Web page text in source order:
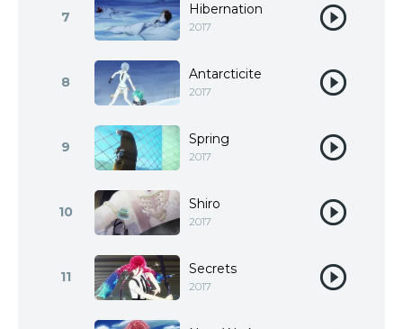
7 Hibernation
2017
8 Antarcticite
2017
9 Spring
2017
10 Shiro
2017
11 Secrets
2017